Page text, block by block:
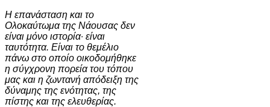
Η επανάσταση και το
Ολοκαύτωμα της Νάουσας δεν
είναι μόνο ιστορία· είναι
ταυτότητα. Είναι το θεμέλιο
πάνω στο οποίο οικοδομήθηκε
η σύγχρονη πορεία του τόπου
μας και η ζωντανή απόδειξη της
δύναμης της ενότητας, της
πίστης και της ελευθερίας.